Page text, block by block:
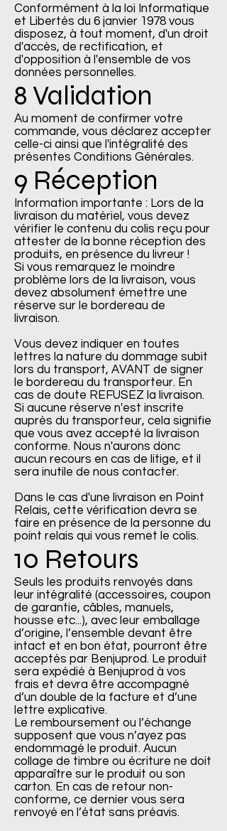
Conformément à la loi Informatique
et Libertés du 6 janvier 1978 vous
disposez, à tout moment, d'un droit
d'accès, de rectification, et
d'opposition à l'ensemble de vos
données personnelles.
8 Validation
Au moment de confirmer votre
commande, vous déclarez accepter
celle-ci ainsi que l'intégralité des
présentes Conditions Générales.
9 Réception
Information importante : Lors de la
livraison du matériel, vous devez
vérifier le contenu du colis reçu pour
attester de la bonne réception des
produits, en présence du livreur !
Si vous remarquez le moindre
problème lors de la livraison, vous
devez absolument émettre une
réserve sur le bordereau de
livraison.
Vous devez indiquer en toutes
lettres la nature du dommage subit
lors du transport, AVANT de signer
le bordereau du transporteur. En
cas de doute REFUSEZ la livraison.
Si aucune réserve n'est inscrite
auprès du transporteur, cela signifie
que vous avez accepté la livraison
conforme. Nous n'aurons donc
aucun recours en cas de litige, et il
sera inutile de nous contacter.
Dans le cas d'une livraison en Point
Relais, cette vérification devra se
faire en présence de la personne du
point relais qui vous remet le colis.
10 Retours
Seuls les produits renvoyés dans
leur intégralité (accessoires, coupon
de garantie, câbles, manuels,
housse etc...), avec leur emballage
d’origine, l’ensemble devant être
intact et en bon état, pourront être
acceptés par Benjuprod. Le produit
sera expédié à Benjuprod à vos
frais et devra être accompagné
d’un double de la facture et d’une
lettre explicative.
Le remboursement ou l’échange
supposent que vous n’ayez pas
endommagé le produit. Aucun
collage de timbre ou écriture ne doit
apparaître sur le produit ou son
carton. En cas de retour non-
conforme, ce dernier vous sera
renvoyé en l’état sans préavis.